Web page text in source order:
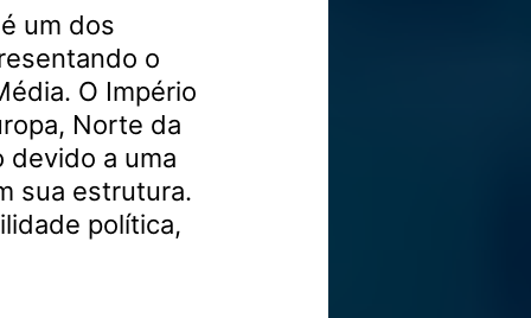
um dos
o
O Império
Norte da
devido a uma
sua estrutura.
política,